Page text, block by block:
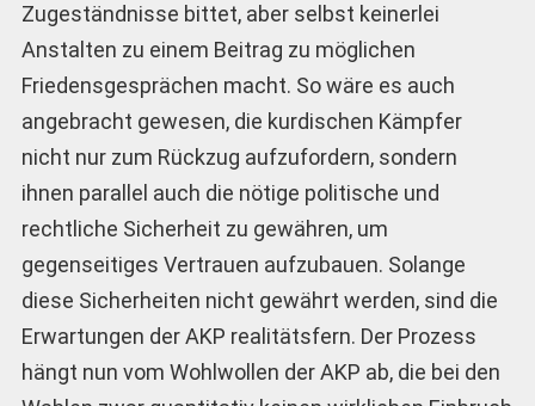
Zugeständnisse bittet, aber selbst keinerlei
Anstalten zu einem Beitrag zu möglichen
Friedensgesprächen macht. So wäre es auch
angebracht gewesen, die kurdischen Kämpfer
nicht nur zum Rückzug aufzufordern, sondern
ihnen parallel auch die nötige politische und
rechtliche Sicherheit zu gewähren, um
gegenseitiges Vertrauen aufzubauen. Solange
diese Sicherheiten nicht gewährt werden, sind die
Erwartungen der AKP realitätsfern. Der Prozess
hängt nun vom Wohlwollen der AKP ab, die bei den